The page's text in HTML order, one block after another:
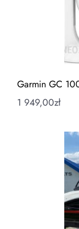
Garmin GC
1 949,00zł